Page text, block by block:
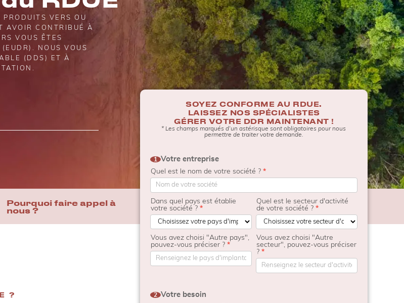
VERS OU
AVOIR CONTRIBUÉ À
VOUS ÊTES
NOUS VOUS
(DDS) ET À
Pourquoi faire appel à
nous ?
?
SOYEZ CONFORME AU RDUE.
LAISSEZ NOS SPÉCIALISTES
GÉRER VOTRE DDR MAINTENANT !
Contact
2025
* Les champs marqués d’un astérisque sont obligatoires pour nous
permettre de traiter votre demande.
1 Votre entreprise
Quel est le nom de votre société ? *
Dans quel pays est établie
votre société ? *
Quel est le secteur d'activité
de votre société ?*
Vous avez choisi "Autre pays",
pouvez-vous préciser ? *
Vous avez choisi "Autre
secteur", pouvez-vous préciser
?*
2 Votre besoin